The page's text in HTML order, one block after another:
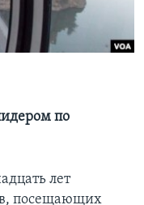
по
лет
посещающих